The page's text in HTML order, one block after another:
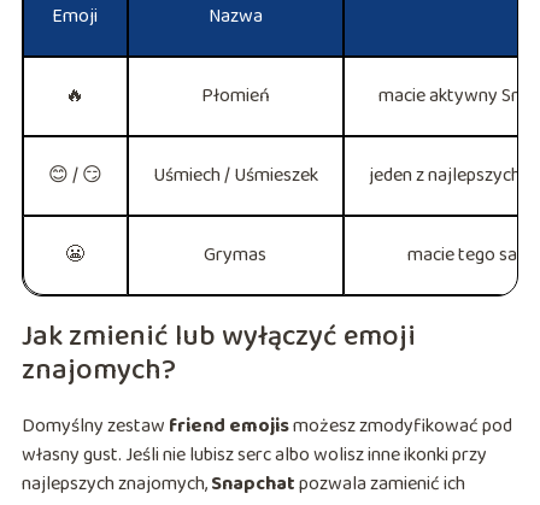
Emoji Nazwa
🔥 Płomień macie aktywny
😊 / 😏 Uśmiech / Uśmieszek jeden z najlepszych
😬 Grymas macie tego
Jak zmienić lub wyłączyć emoji
znajomych?
Domyślny zestaw friend emojismożesz zmodyfikować pod
własny gust. Jeśli nie lubisz serc albo wolisz inne ikonki przy
najlepszych znajomych,Snapchatpozwala zamienić ich